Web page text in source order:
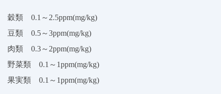
穀類 0.1～2.5ppm(mg/kg)
豆類 0.5～3ppm(mg/kg)
肉類 0.3～2ppm(mg/kg)
野菜類 0.1～1ppm(mg/kg)
果実類 0.1～1ppm(mg/kg)